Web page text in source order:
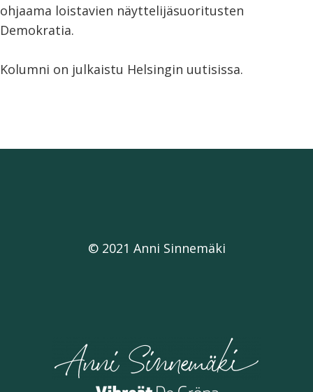
ohjaama loistavien näyttelijäsuoritusten
Demokratia.
Kolumni on julkaistu Helsingin uutisissa.
© 2021 Anni Sinnemäki